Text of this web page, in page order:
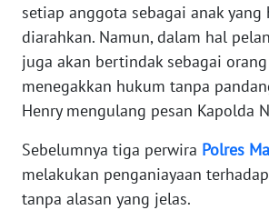
setiap anggota sebagai anak
diarahkan. Namun, dalam hal
juga akan bertindak sebagai
menegakkan hukum tanpa
Henry mengulang pesan Kapolda
Sebelumnya tiga perwira Polres
melakukan penganiayaan
tanpa alasan yang jelas.
WN
WN
SERAMBI
WN
JAMBI